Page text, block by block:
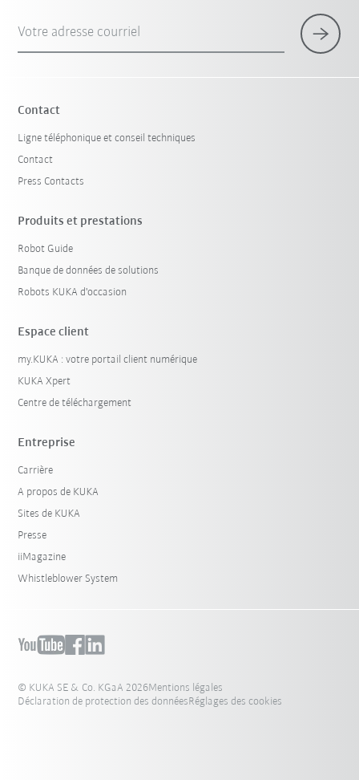
Votre adresse courriel
Contact
Ligne téléphonique et conseil techniques
Contact
Press Contacts
Produits et prestations
Robot Guide
Banque de données de solutions
Robots KUKA d'occasion
Espace client
my.KUKA : votre portail client numérique
KUKA Xpert
Centre de téléchargement
Entreprise
Carrière
A propos de KUKA
Sites de KUKA
Presse
iiMagazine
Whistleblower System
© KUKA SE & Co. KGaA 2026Mentions légales
Déclaration de protection des donnéesRéglages des cookies